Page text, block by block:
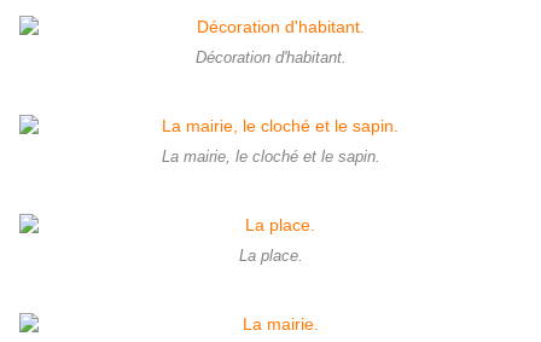
Décoration d'habitant.
La mairie, le cloché et le sapin.
La place.